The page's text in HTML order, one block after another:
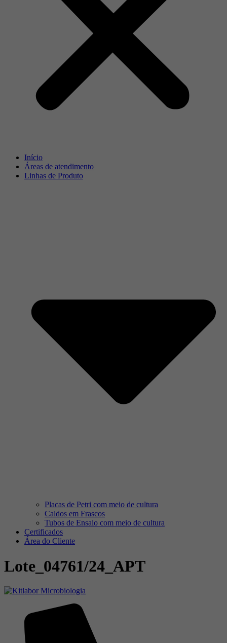
Início
Áreas de atendimento
Linhas de Produto
Placas de Petri com meio de cultura
Caldos em Frascos
Tubos de Ensaio com meio de cultura
Certificados
Área do Cliente
Lote_04761/24_APT